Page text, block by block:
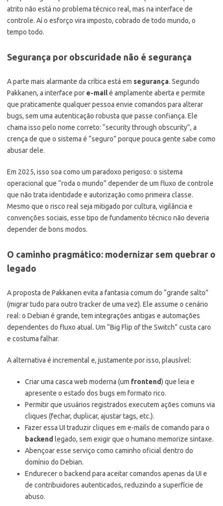
atrito não está no problema técnico real, mas na interface de
controle. Aí o esforço vira imposto, cobrado de todo mundo, o
tempo todo.
Segurança por obscuridade não é segurança
A parte mais alarmante da crítica está em segurança. Segundo
Pakkanen, a interface por e-mailé amplamente aberta e permite
que praticamente qualquer pessoa envie comandos para alterar
bugs, sem uma autenticação robusta que passe confiança. Ele
chama isso pelo nome correto: “security through obscurity”, a
crença de que o sistema é “seguro” porque pouca gente sabe como
abusar dele.
Em 2025, isso soa como um paradoxo perigoso: o sistema
operacional que “roda o mundo” depender de um fluxo de controle
que não trata identidade e autorização como primeira classe.
Mesmo que o risco real seja mitigado por cultura, vigilância e
convenções sociais, esse tipo de fundamento técnico não deveria
depender de bons modos.
O caminho pragmático: modernizar sem quebrar o
legado
A proposta de Pakkanen evita a fantasia comum do “grande salto”
(migrar tudo para outro tracker de uma vez). Ele assume o cenário
real: o Debian é grande, tem integrações antigas e automações
dependentes do fluxo atual. Um “Big Flip of the Switch” custa caro
e costuma falhar.
A alternativa é incremental e, justamente por isso, plausível:
Criar uma casca web moderna (um frontend) que leia e
apresente o estado dos bugs em formato rico.
Permitir que usuários registrados executem ações comuns via
cliques (fechar, duplicar, ajustar tags, etc.).
Fazer essa UI traduzir cliques em e-mails de comando para o
backend legado, sem exigir que o humano memorize sintaxe.
Abençoar esse serviço como caminho oficial dentro do
domínio do Debian.
Endurecer o backend para aceitar comandos apenas da UI e
de contribuidores autenticados, reduzindo a superfície de
abuso.